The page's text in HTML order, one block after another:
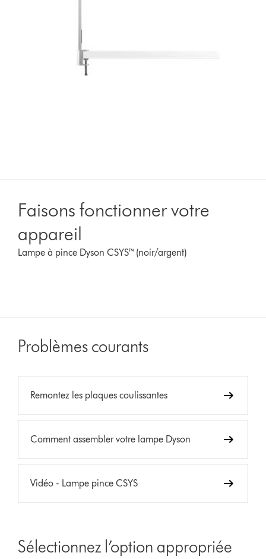
Faisons fonctionner votre
appareil
Lampe à pince Dyson CSYS™ (noir/argent)
Problèmes courants
Remontez les plaques coulissantes
Comment assembler votre lampe Dyson
Vidéo - Lampe pince CSYS
Sélectionnez l’option appropriée